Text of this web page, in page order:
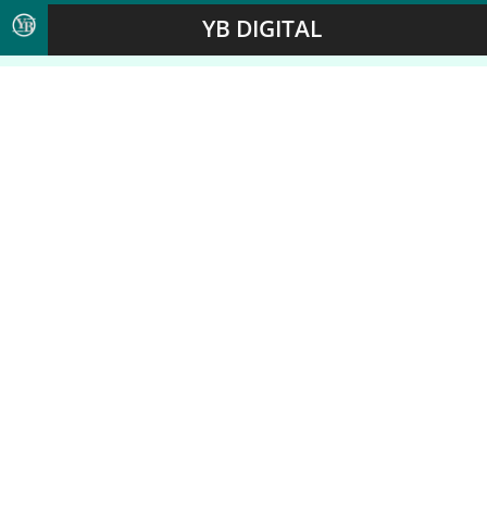
YB DIGITAL